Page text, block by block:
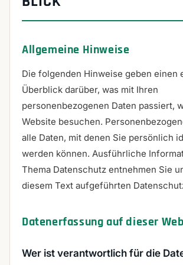
Allgemeine Hinweise
Die folgenden Hinweise geben einen
Überblick darüber, was mit Ihren
personenbezogenen Daten passiert,
Website besuchen.
alle Daten, mit denen Sie persönlich
werden können. Ausführliche
Thema Datenschutz entnehmen Sie
diesem Text aufgeführten
Datenerfassung auf dieser
Wer ist verantwortlich für die